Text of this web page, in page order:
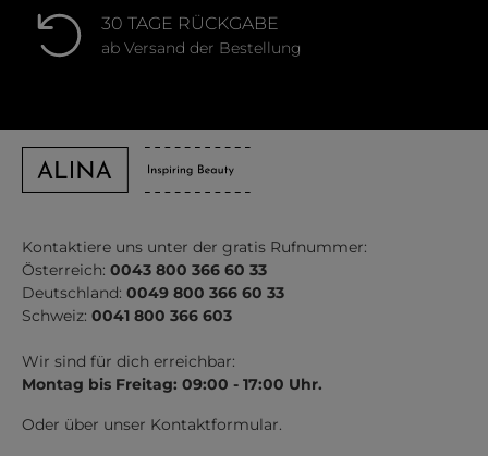
30 TAGE RÜCKGABE
ab Versand der Bestellung
Kontaktiere uns unter der gratis Rufnummer:
Österreich: 0043 800 366 60 33
Deutschland: 0049 800 366 60 33
Schweiz: 0041 800 366 603
Wir sind für dich erreichbar:
Montag bis Freitag: 09:00 - 17:00 Uhr.
Oder über unser Kontaktformular.